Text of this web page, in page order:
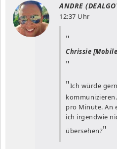
ANDRE
12:37 Uhr
Chrissie
Ich würde
pro Minute. An
ich irgendwie
übersehen?